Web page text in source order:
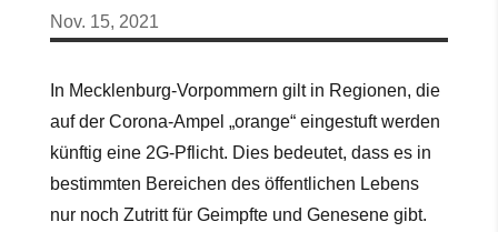
Nov. 15, 2021
In Mecklenburg-Vorpommern gilt in Regionen, die
auf der Corona-Ampel „orange“ eingestuft werden
künftig eine 2G-Pflicht. Dies bedeutet, dass es in
bestimmten Bereichen des öffentlichen Lebens
nur noch Zutritt für Geimpfte und Genesene gibt.